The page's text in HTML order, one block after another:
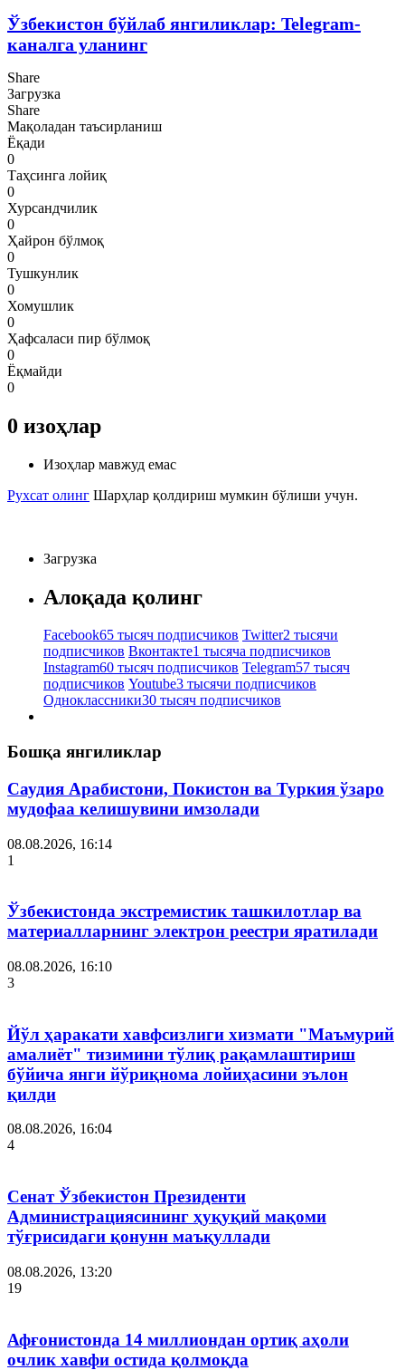
Ўзбекистон бўйлаб янгиликлар: Telegram-
каналга уланинг
Share
Загрузка
Share
Мақоладан таъсирланиш
Ёқади
0
Таҳсинга лойиқ
0
Хурсандчилик
0
Ҳайрон бўлмоқ
0
Тушкунлик
0
Хомушлик
0
Ҳафсаласи пир бўлмоқ
0
Ёқмайди
0
0 изоҳлар
Изоҳлар мавжуд емас
Рухсат олинг Шарҳлар қолдириш мумкин бўлиши учун.
Загрузка
Алоқада қолинг
Facebook65 тысяч подписчиков Twitter2 тысячи
подписчиков Вконтакте1 тысяча подписчиков
Instagram60 тысяч подписчиков Telegram57 тысяч
подписчиков Youtube3 тысячи подписчиков
Одноклассники30 тысяч подписчиков
Бошқа янгиликлар
Саудия Арабистони, Покистон ва Туркия ўзаро
мудофаа келишувини имзолади
08.08.2026, 16:14
1
Ўзбекистонда экстремистик ташкилотлар ва
материалларнинг электрон реестри яратилади
08.08.2026, 16:10
3
Йўл ҳаракати хавфсизлиги хизмати "Маъмурий
амалиёт" тизимини тўлиқ рақамлаштириш
бўйича янги йўриқнома лойиҳасини эълон
қилди
08.08.2026, 16:04
4
Сенат Ўзбекистон Президенти
Администрациясининг ҳуқуқий мақоми
тўғрисидаги қонунн маъқуллади
08.08.2026, 13:20
19
Афғонистонда 14 миллиондан ортиқ аҳоли
очлик хавфи остида қолмоқда